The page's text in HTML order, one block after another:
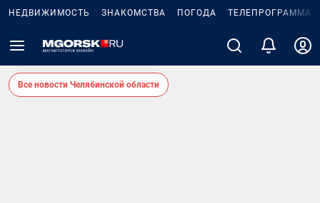
НЕДВИЖИМОСТЬ ЗНАКОМСТВА ПОГОДА ТЕЛЕПРОГРАММА
Все новости Челябинской области